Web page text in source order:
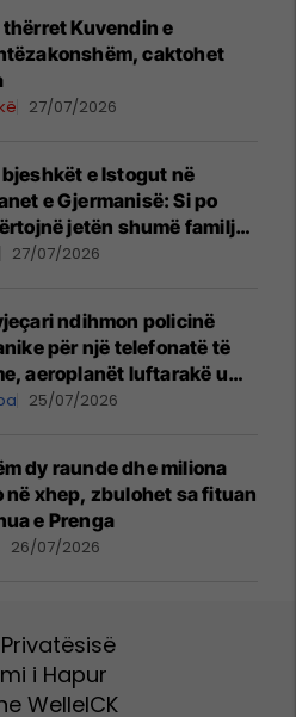
thërret Kuvendin e
caktohet
27/07/2026
bjeshkët e Istogut në
e Gjermanisë: Si po
jetën shumë familje
i bimëve mjekësore
27/07/2026
ndihmon policinë
për një telefonatë të
aeroplanët luftarakë u
në ajër për të
25/07/2026
dy raunde dhe miliona
në xhep, zbulohet sa fituan
e Prenga
26/07/2026
i Hapur
WelleICK